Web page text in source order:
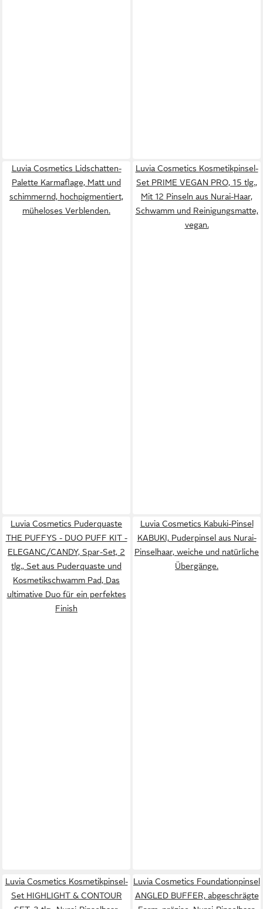
Luvia Cosmetics Lidschatten-
Palette Karmaflage, Matt und
schimmernd, hochpigmentiert,
müheloses Verblenden.
Luvia Cosmetics Kosmetikpinsel-
Set PRIME VEGAN PRO, 15 tlg.,
Mit 12 Pinseln aus Nurai-Haar,
Schwamm und Reinigungsmatte,
vegan.
Luvia Cosmetics Puderquaste
THE PUFFYS - DUO PUFF KIT -
ELEGANC/CANDY, Spar-Set, 2
tlg., Set aus Puderquaste und
Kosmetikschwamm Pad, Das
ultimative Duo für ein perfektes
Finish
Luvia Cosmetics Kabuki-Pinsel
KABUKI, Puderpinsel aus Nurai-
Pinselhaar, weiche und natürliche
Übergänge.
Luvia Cosmetics Kosmetikpinsel-
Set HIGHLIGHT & CONTOUR
Luvia Cosmetics Foundationpinsel
ANGLED BUFFER, abgeschrägte